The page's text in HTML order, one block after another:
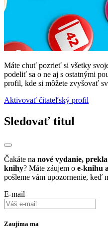
Máte chuť pozrieť si všetky
podeliť sa o ne aj s ostatnými
profil, kde si môžete zvyšovať
Aktivovať čitateľský profil
Sledovať titul
Čakáte na nové vydanie,
knihy? Máte záujem o e-knihu
pošleme vám upozornenie, keď
E-mail
Zaujíma ma